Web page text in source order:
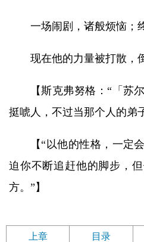
一场闹剧，诸般烦恼；
现在他的力量被打散，
【斯克弗努格：“「
挺唬人，不过当那个人的弟
【“以他的性格，一定
迫你不断追赶他的脚步，
方。”】
上章 目录